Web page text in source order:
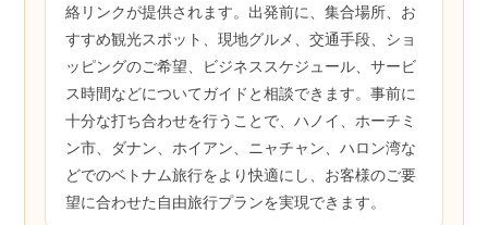
絡リンクが提供されます。出発前に、集合場所、お
すすめ観光スポット、現地グルメ、交通手段、ショ
ッピングのご希望、ビジネススケジュール、サービ
ス時間などについてガイドと相談できます。事前に
十分な打ち合わせを行うことで、ハノイ、ホーチミ
ン市、ダナン、ホイアン、ニャチャン、ハロン湾な
どでのベトナム旅行をより快適にし、お客様のご要
望に合わせた自由旅行プランを実現できます。